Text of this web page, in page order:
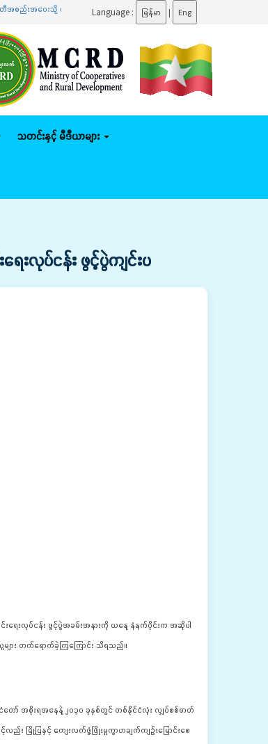
တက်ရောက်....... ပြည်ထောင်စုဝန်ကြီး ဦးမျိုးဇော်သိမ်း နေပြည်တော်ကောင်စီနယ်မ
Language : မြန်မာ | Eng
သတင်းနှင့် မီဒီယာများ
းလုပ်ငန်း ဖွင့်ပွဲကျင်းပ
းရေးလုပ်ငန်း ဖွင့်ပွဲအခမ်းအနားကို ယနေ့ နံနက်ပိုင်းက အဆိုပါ
များ တက်ရောက်ခဲ့ကြကြောင်း သိရသည်။
တော် အစိုးရအနေနဲ့ ၂၀၃၀ ခုနှစ်တွင် တစ်နိုင်ငံလုံး လျှပ်စစ်ဓာတ်
ည်း မြို့ပြနှင့် ကျေးလက်ဖွံ့ဖြိုးမှုကွာဟချက်ကျဉ်းမြောင်းစေ